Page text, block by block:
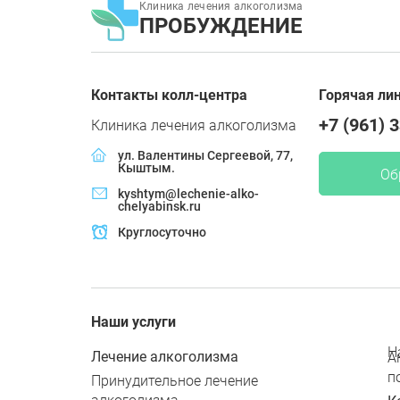
Клиника лечения алкоголизма
ПРОБУЖДЕНИЕ
Контакты колл-центра
Клиника лечения алкоголизма
ул. Валентины Сергеевой, 77,
Кыштым.
kyshtym@lechenie-alko-
chelyabinsk.ru
Круглосуточно
Горячая
+7 (961)
Наши услуги
Лечение алкоголизма
Принудительное лечение